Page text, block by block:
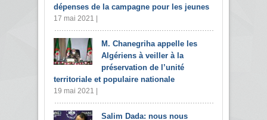
dépenses de la campagne pour les jeunes
17 mai 2021 |
M. Chanegriha appelle les
Algériens à veiller à la
préservation de l’unité
territoriale et populaire nationale
19 mai 2021 |
Salim Dada: nous nous